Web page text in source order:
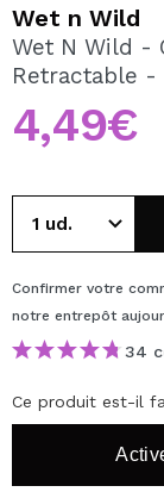
En créant un
effectuer vos
Wet n Wild
Wet N Wild -
Retractable -
4,49€
Confirmer votre
notre entrepôt
34
Ce produit est-il